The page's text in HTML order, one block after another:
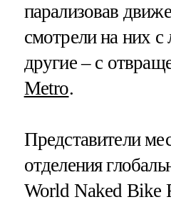
парализовав
смотрели на них
другие – с
Metro.
Представители
отделения
World Naked Bike